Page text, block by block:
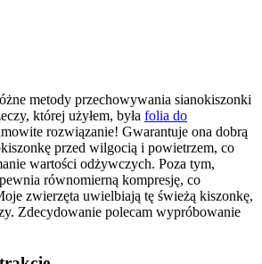
metody przechowywania sianokiszonki
której użyłem, była folia do
rozwiązanie! Gwarantuje ona dobrą
przed wilgocią i powietrzem, co
wartości odżywczych. Poza tym,
równomierną kompresję, co
zwierzęta uwielbiają tę świeżą kiszonkę,
Zdecydowanie polecam wypróbowanie